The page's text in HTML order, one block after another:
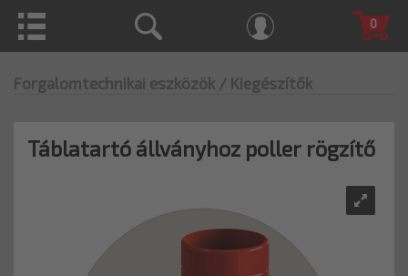
0
Forgalomtechnikai eszközök / Kiegészítők
Táblatartó állványhoz poller rögzítő